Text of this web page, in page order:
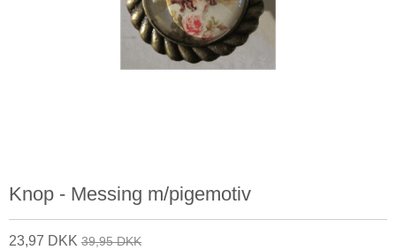
Knop - Messing m/pigemotiv
23,97 DKK 39,95 DKK